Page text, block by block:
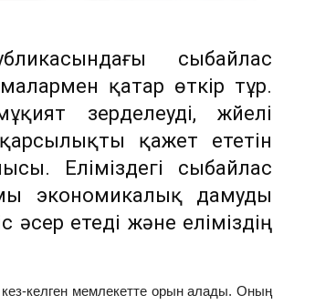
сыбайлас
қатар өткір тұр.
зерделеуді, жүйелі
қажет ететін
Еліміздегі сыбайлас
экономикалық дамуды
әсер етеді және еліміздің
кез-келген мемлекетте орын алады. Оның